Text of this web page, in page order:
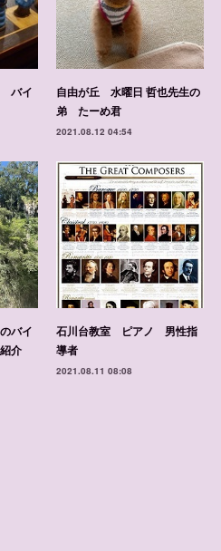
バイ
自由が丘 水曜日 哲也先生の
弟 たーめ君
2021.08.12 04:54
バイ
介
石川台教室 ピアノ 男性指
導者
2021.08.11 08:08